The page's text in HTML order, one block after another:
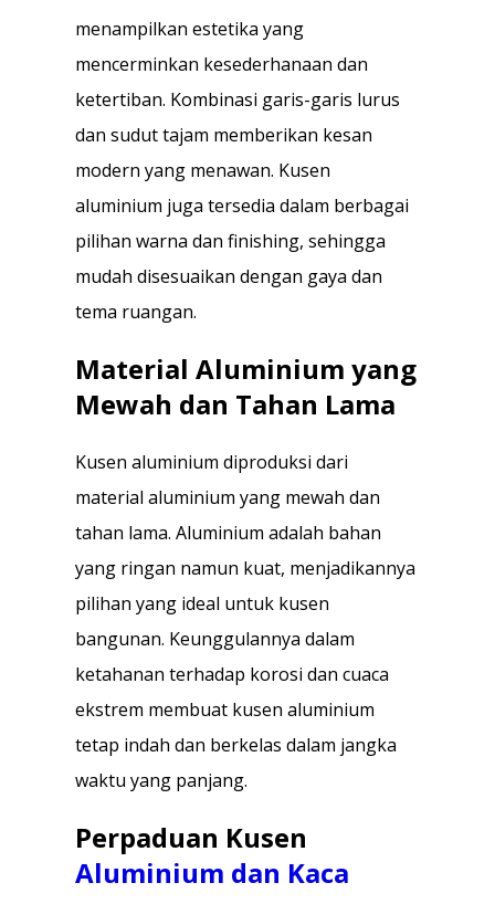
menampilkan estetika yang
mencerminkan kesederhanaan dan
ketertiban. Kombinasi garis-garis lurus
dan sudut tajam memberikan kesan
modern yang menawan. Kusen
aluminium juga tersedia dalam berbagai
pilihan warna dan finishing, sehingga
mudah disesuaikan dengan gaya dan
tema ruangan.
Material Aluminium yang
Mewah dan Tahan Lama
Kusen aluminium diproduksi dari
material aluminium yang mewah dan
tahan lama. Aluminium adalah bahan
yang ringan namun kuat, menjadikannya
pilihan yang ideal untuk kusen
bangunan. Keunggulannya dalam
ketahanan terhadap korosi dan cuaca
ekstrem membuat kusen aluminium
tetap indah dan berkelas dalam jangka
waktu yang panjang.
Perpaduan Kusen
Aluminium dan Kaca